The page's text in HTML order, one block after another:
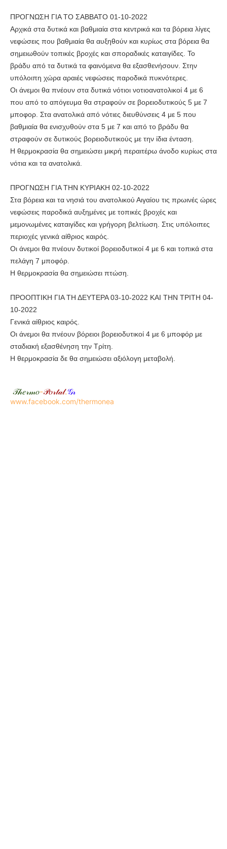
ΠΡΟΓΝΩΣΗ ΓΙΑ ΤΟ ΣΑΒΒΑΤΟ 01-10-2022
Αρχικά στα δυτικά και βαθμιαία στα κεντρικά και τα βόρεια λίγες
νεφώσεις που βαθμιαία θα αυξηθούν και κυρίως στα βόρεια θα
σημειωθούν τοπικές βροχές και σποραδικές καταιγίδες. Το
βράδυ από τα δυτικά τα φαινόμενα θα εξασθενήσουν. Στην
υπόλοιπη χώρα αραιές νεφώσεις παροδικά πυκνότερες.
Οι άνεμοι θα πνέουν στα δυτικά νότιοι νοτιοανατολικοί 4 με 6
που από το απόγευμα θα στραφούν σε βορειοδυτικούς 5 με 7
μποφορ. Στα ανατολικά από νότιες διευθύνσεις 4 με 5 που
βαθμιαία θα ενισχυθούν στα 5 με 7 και από το βράδυ θα
στραφούν σε δυτικούς βορειοδυτικούς με την ίδια ένταση.
Η θερμοκρασία θα σημειώσει μικρή περαιτέρω άνοδο κυρίως στα
νότια και τα ανατολικά.
ΠΡΟΓΝΩΣΗ ΓΙΑ ΤΗΝ ΚΥΡΙΑΚΗ 02-10-2022
Στα βόρεια και τα νησιά του ανατολικού Αιγαίου τις πρωινές ώρες
νεφώσεις παροδικά αυξημένες με τοπικές βροχές και
μεμονωμένες καταιγίδες και γρήγορη βελτίωση. Στις υπόλοιπες
περιοχές γενικά αίθριος καιρός.
Οι άνεμοι θα πνέουν δυτικοί βορειοδυτικοί 4 με 6 και τοπικά στα
πελάγη 7 μποφόρ.
Η θερμοκρασία θα σημειώσει πτώση.
ΠΡΟΟΠΤΙΚΗ ΓΙΑ ΤΗ ΔΕΥΤΕΡΑ 03-10-2022 ΚΑΙ ΤΗΝ ΤΡΙΤΗ 04-
10-2022
Γενικά αίθριος καιρός.
Οι άνεμοι θα πνέουν βόρειοι βορειοδυτικοί 4 με 6 μποφόρ με
σταδιακή εξασθένηση την Τρίτη.
Η θερμοκρασία δε θα σημειώσει αξιόλογη μεταβολή.
𝒯𝒽𝑒𝓇𝓂𝑜-𝒫𝑜𝓇𝓉𝒶𝓁.𝒢𝓇
www.facebook.com/thermonea